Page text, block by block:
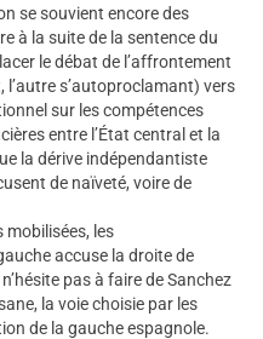
se souvient encore des
à la suite de la sentence du
le débat de l’affrontement
l’autre s’autoproclamant) vers
sur les compétences
entre l’État central et la
la dérive indépendantiste
de naïveté, voire de
mobilisées, les
accuse la droite de
pas à faire de Sanchez
la voie choisie par les
de la gauche espagnole.